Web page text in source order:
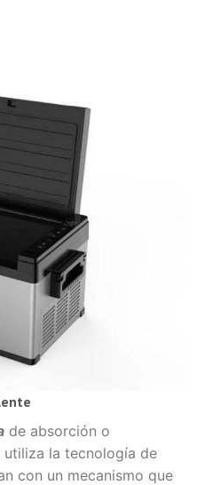
de absorción o
utiliza la tecnología de
con un mecanismo que